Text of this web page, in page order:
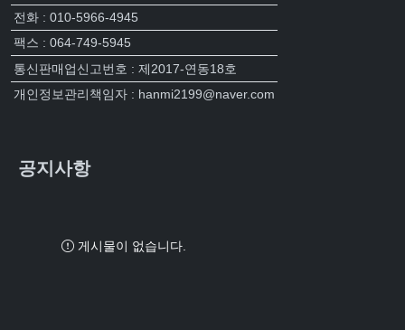
전화 : 010-5966-4945
팩스 : 064-749-5945
통신판매업신고번호 : 제2017-연동18호
개인정보관리책임자 : hanmi2199@naver.com
공지사항
게시물이 없습니다.